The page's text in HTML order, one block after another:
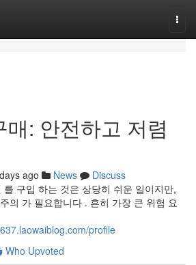
매: 안전하고 저렴
ago News
Discuss
구입 하는 것은 상당히 쉬운 일이지만,
의 가 필요합니다 . 흔히 가장 큰 위험 요
profile
Who Upvoted